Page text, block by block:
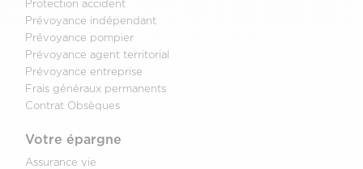
Protection accident
Prévoyance indépendant
Prévoyance pompier
Prévoyance agent territorial
Prévoyance entreprise
Frais généraux permanents
Contrat Obsèques
Votre épargne
Assurance vie